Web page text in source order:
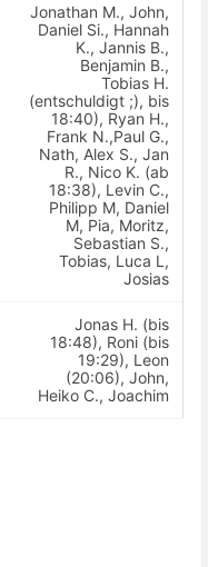
Jonathan M., John,
Daniel Si., Hannah
K., Jannis B.,
Benjamin B.,
Tobias H.
(entschuldigt ;), bis
18:40), Ryan H.,
Frank N.,Paul G.,
Nath, Alex S., Jan
R., Nico K. (ab
18:38), Levin C.,
Philipp M, Daniel
M, Pia, Moritz,
Sebastian S.,
Tobias, Luca L,
Josias
Jonas H. (bis
18:48), Roni (bis
19:29), Leon
(20:06), John,
Heiko C., Joachim